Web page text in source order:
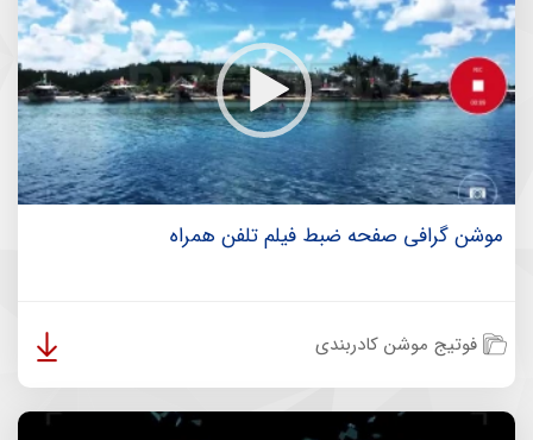
موشن گرافی صفحه ضبط فیلم تلفن همراه
فوتیج موشن کادربندی